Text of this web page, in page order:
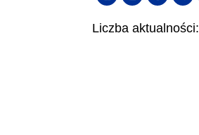
Liczba aktualności: